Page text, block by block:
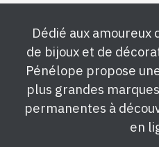
Dédié aux amoureux
de bijoux et de
Pénélope propose
plus grandes
permanentes à
en